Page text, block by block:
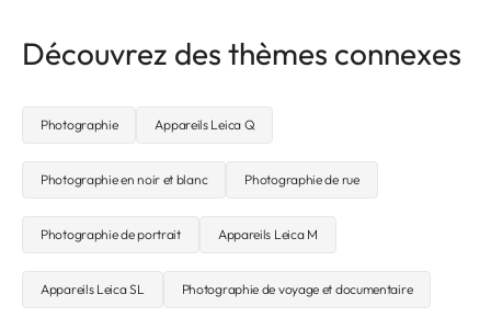
Découvrez des thèmes connexes
Photographie Appareils Leica Q
Photographie en noir et blanc Photographie de rue
Photographie de portrait Appareils Leica M
Appareils Leica SL Photographie de voyage et documentaire